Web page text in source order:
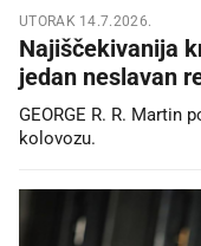
UTORAK 14.7.2026.
Najiščekivanija
jedan neslavan
GEORGE R. R. Martin
kolovozu.